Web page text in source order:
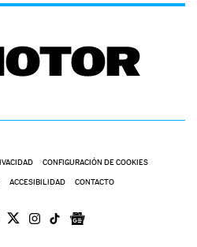
CONFIGURACIÓN DE COOKIES
ACCESIBILIDAD CONTACTO